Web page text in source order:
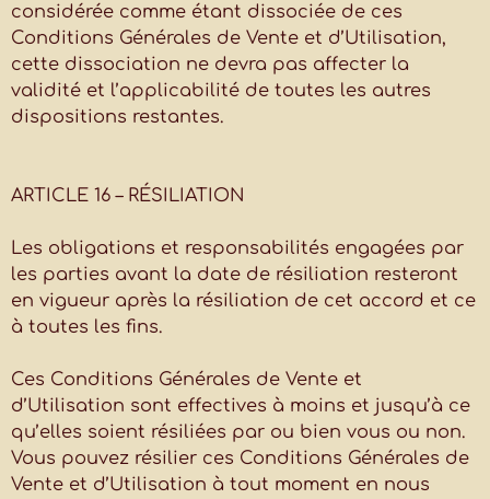
considérée comme étant dissociée de ces
Conditions Générales de Vente et d’Utilisation,
cette dissociation ne devra pas affecter la
validité et l’applicabilité de toutes les autres
dispositions restantes.
ARTICLE 16 – RÉSILIATION
Les obligations et responsabilités engagées par
les parties avant la date de résiliation resteront
en vigueur après la résiliation de cet accord et ce
à toutes les fins.
Ces Conditions Générales de Vente et
d’Utilisation sont effectives à moins et jusqu’à ce
qu’elles soient résiliées par ou bien vous ou non.
Vous pouvez résilier ces Conditions Générales de
Vente et d’Utilisation à tout moment en nous